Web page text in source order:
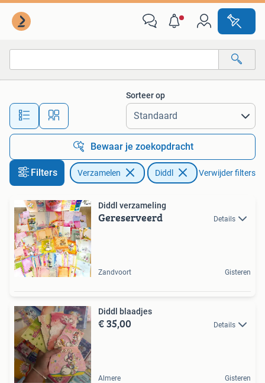
Alle afstanden…
Sorteer op
Bewaar je zoekopdracht
Filters Verzamelen Diddl Verwijder filters
Diddl verzameling
Gereserveerd Details
Zandvoort Gisteren
Diddl blaadjes
€ 35,00 Details
Almere Gisteren